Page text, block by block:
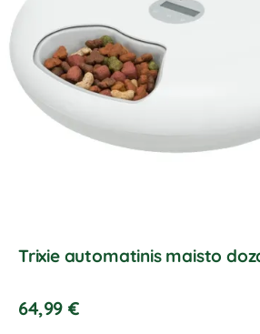
Trixie automatinis maisto
64,99 €